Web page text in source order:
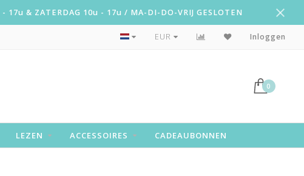
- 17u & ZATERDAG 10u - 17u / MA-DI-DO-VRIJ GESLOTEN
Snelle levering!
EUR Inloggen
0
LEZEN ACCESSOIRES CADEAUBONNEN